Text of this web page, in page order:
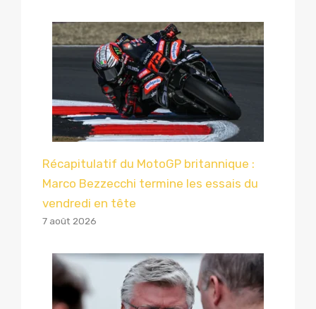
Récapitulatif du MotoGP britannique :
Marco Bezzecchi termine les essais du
vendredi en tête
7 août 2026